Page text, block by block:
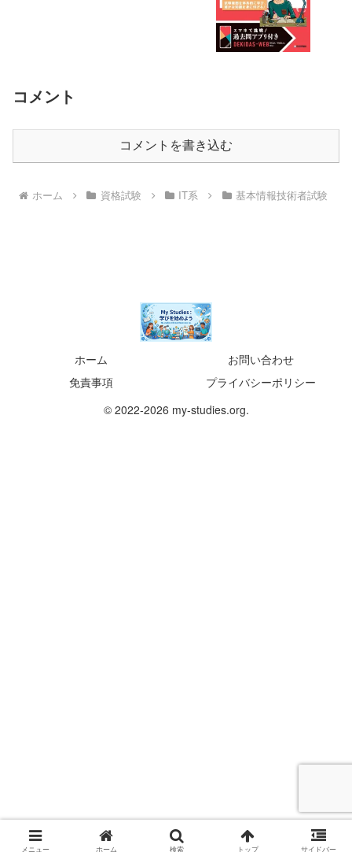
コメント
コメントを書き込む
ホーム 資格試験 IT系 基本情報技術者試験
ホーム
お問い合わせ
免責事項
プライバシーポリシー
© 2022-2026 my-studies.org.
メニュー ホーム 検索 トップ サイドバー